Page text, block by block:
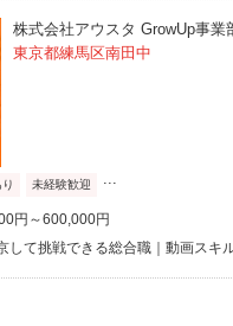
株式会社アウスタ GrowUp事業
東京都練馬区南田中
未経験歓迎
円～600,000円
して挑戦できる総合職｜動画スキ